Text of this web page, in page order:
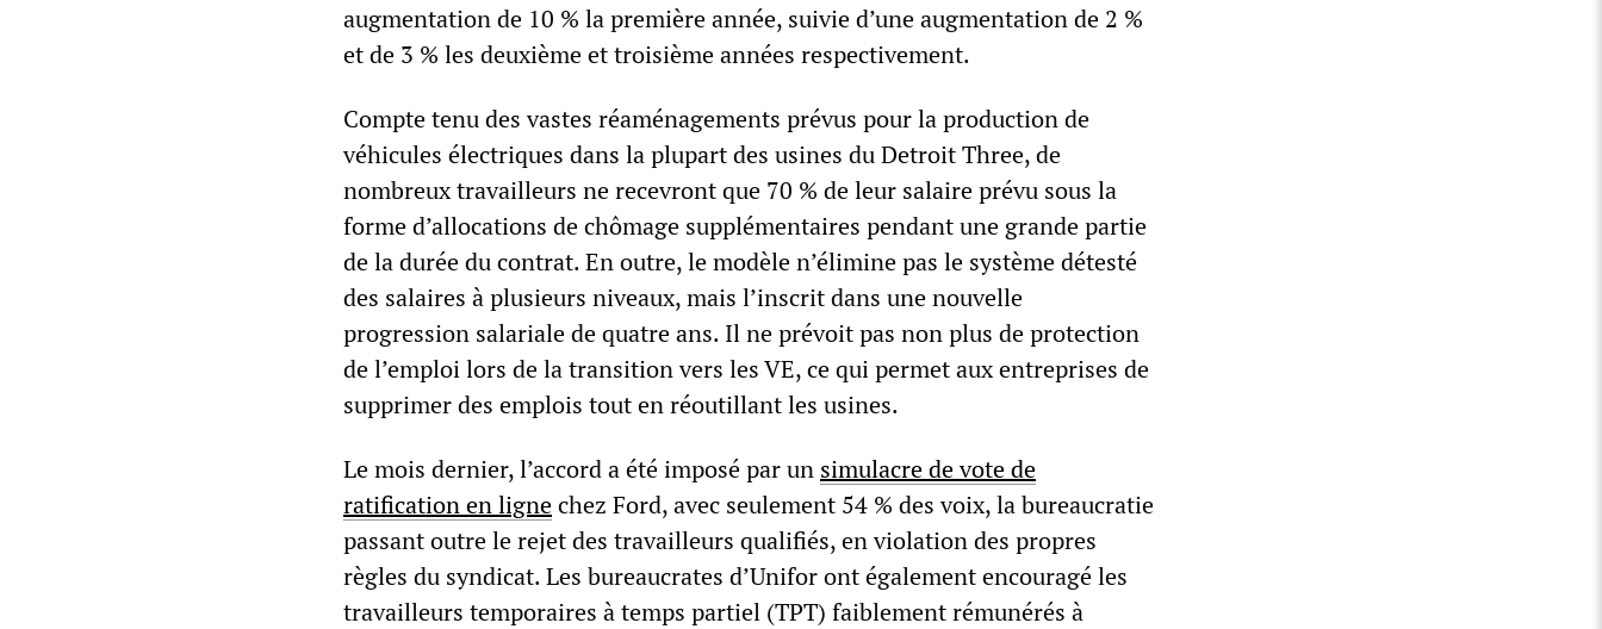
augmentation de 10 % la première année, suivie d’une augmentation de 2 %
et de 3 % les deuxième et troisième années respectivement.
Compte tenu des vastes réaménagements prévus pour la production de
véhicules électriques dans la plupart des usines du Detroit Three, de
nombreux travailleurs ne recevront que 70 % de leur salaire prévu sous la
forme d’allocations de chômage supplémentaires pendant une grande partie
de la durée du contrat. En outre, le modèle n’élimine pas le système détesté
des salaires à plusieurs niveaux, mais l’inscrit dans une nouvelle
progression salariale de quatre ans. Il ne prévoit pas non plus de protection
de l’emploi lors de la transition vers les VE, ce qui permet aux entreprises de
supprimer des emplois tout en réoutillant les usines.
Le mois dernier, l’accord a été imposé par un simulacre de vote de
ratification en lignechez Ford, avec seulement 54 % des voix, la bureaucratie
passant outre le rejet des travailleurs qualifiés, en violation des propres
règles du syndicat. Les bureaucrates d’Unifor ont également encouragé les
travailleurs temporaires à temps partiel (TPT) faiblement rémunérés à